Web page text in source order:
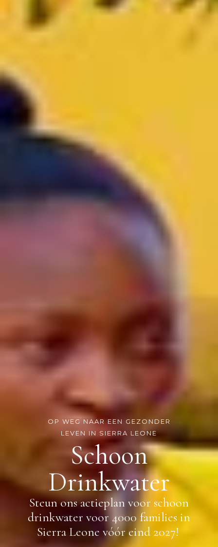
OP WEG NAAR EEN GEZONDER
LEVEN IN SIERRA LEONE
Schoon
Drinkwater
Steun ons actieplan voor schoon
drinkwater voor 4000 families in
Sierra Leone vóór eind 2027! ​